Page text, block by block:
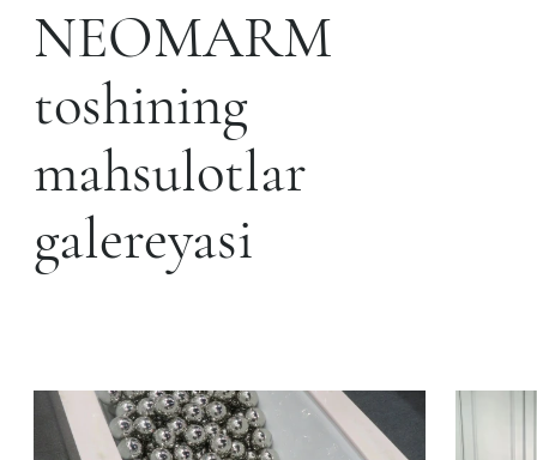
NEOMARM
toshining
mahsulotlar
galereyasi